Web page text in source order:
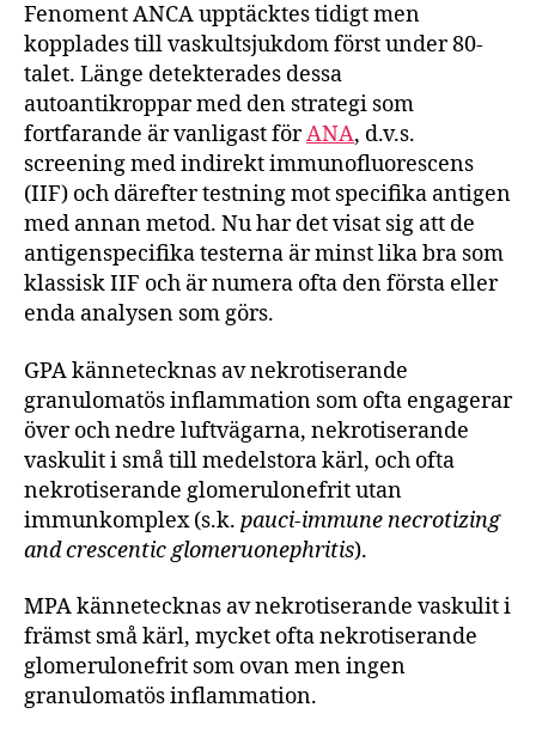
Fenoment ANCA upptäcktes tidigt men
kopplades till vaskultsjukdom först under 80-
talet. Länge detekterades dessa
autoantikroppar med den strategi som
fortfarande är vanligast förANA, d.v.s.
screening med indirekt immunofluorescens
(IIF) och därefter testning mot specifika antigen
med annan metod. Nu har det visat sig att de
antigenspecifika testerna är minst lika bra som
klassisk IIF och är numera ofta den första eller
enda analysen som görs.
GPA kännetecknas av nekrotiserande
granulomatös inflammation som ofta engagerar
över och nedre luftvägarna, nekrotiserande
vaskulit i små till medelstora kärl, och ofta
nekrotiserande glomerulonefrit utan
immunkomplex (s.k. pauci-immune necrotizing
and crescentic glomeruonephritis).
MPA kännetecknas av nekrotiserande vaskulit i
främst små kärl, mycket ofta nekrotiserande
glomerulonefrit som ovan men ingen
granulomatös inflammation.